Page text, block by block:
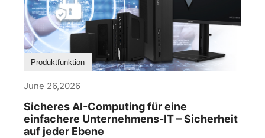
Produktfunktion
June 26,2026
Sicheres AI-Computing für eine
einfachere Unternehmens-IT – Sicherheit
auf jeder Ebene